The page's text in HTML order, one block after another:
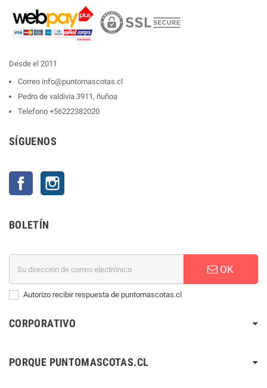
Desde el 2011
Correo info@puntomascotas.cl
Pedro de valdivia 3911, ñuñoa
Telefono +56222382020
SÍGUENOS
Facebook
BOLETÍN
OK
Autorizo recibir respuesta de puntomascotas.cl
CORPORATIVO
PORQUE PUNTOMASCOTAS.CL